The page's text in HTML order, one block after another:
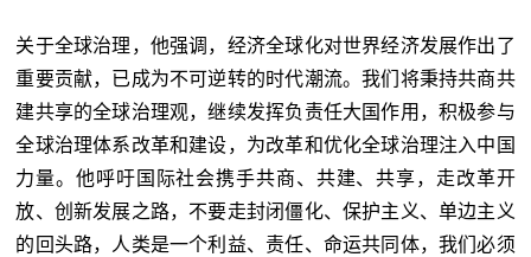
关于全球治理，他强调，经济全球化对世界经济发展作出了
重要贡献，已成为不可逆转的时代潮流。我们将秉持共商共
建共享的全球治理观，继续发挥负责任大国作用，积极参与
全球治理体系改革和建设，为改革和优化全球治理注入中国
力量。他呼吁国际社会携手共商、共建、共享，走改革开
放、创新发展之路，不要走封闭僵化、保护主义、单边主义
的回头路，人类是一个利益、责任、命运共同体，我们必须